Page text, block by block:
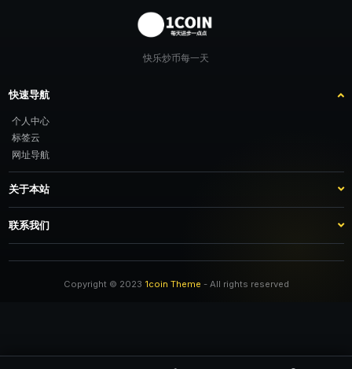
快乐炒币每一天
快速导航
个人中心
标签云
网址导航
关于本站
站点介绍
客服咨询
推广计划
联系我们
TG：@feimao2024 QQ：3261605442 微信：moto001com 新浪微博：三
Copyright © 2023 1coin Theme - All rights reserved